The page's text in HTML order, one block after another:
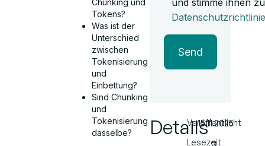
Tokens?
Was ist der
Unterschied
zwischen
Tokenisierung
und
Einbettung?
Sind Chunking
und
Tokenisierung
dasselbe?
und stimme ihnen
Datenschutzrichtlinie
Send
DetailsVeröffentlicht
Lesezeit
15.11.2025
3